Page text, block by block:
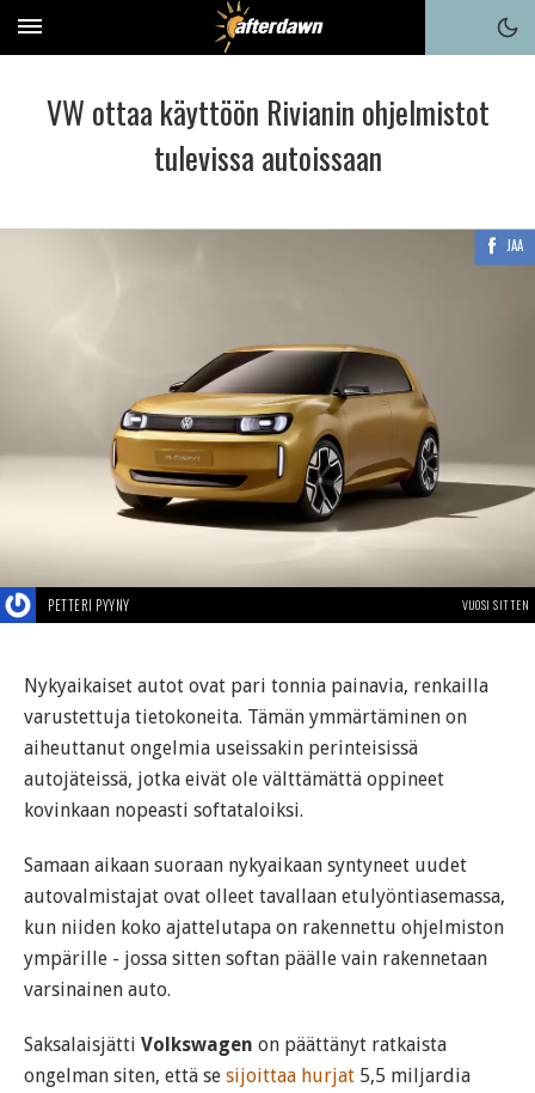
VW ottaa käyttöön Rivianin ohjelmistot
tulevissa autoissaan
JAA
PETTERI PYYNY VUOSI SITTEN
Nykyaikaiset autot ovat pari tonnia painavia, renkailla
varustettuja tietokoneita. Tämän ymmärtäminen on
aiheuttanut ongelmia useissakin perinteisissä
autojäteissä, jotka eivät ole välttämättä oppineet
kovinkaan nopeasti softataloiksi.
Samaan aikaan suoraan nykyaikaan syntyneet uudet
autovalmistajat ovat olleet tavallaan etulyöntiasemassa,
kun niiden koko ajattelutapa on rakennettu ohjelmiston
ympärille - jossa sitten softan päälle vain rakennetaan
varsinainen auto.
Saksalaisjätti Volkswagen on päättänyt ratkaista
ongelman siten, että se sijoittaa hurjat 5,5 miljardia